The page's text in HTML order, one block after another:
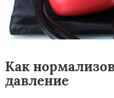
Как
давление